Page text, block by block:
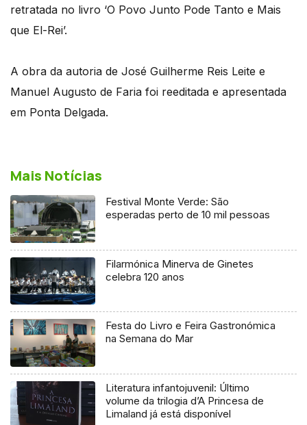
retratada no livro ‘O Povo Junto Pode Tanto e Mais
que El-Rei’.
A obra da autoria de José Guilherme Reis Leite e
Manuel Augusto de Faria foi reeditada e apresentada
em Ponta Delgada.
Mais Notícias
Festival Monte Verde: São
esperadas perto de 10 mil pessoas
Filarmónica Minerva de Ginetes
celebra 120 anos
Festa do Livro e Feira Gastronómica
na Semana do Mar
Literatura infantojuvenil: Último
volume da trilogia d’A Princesa de
Limaland já está disponível